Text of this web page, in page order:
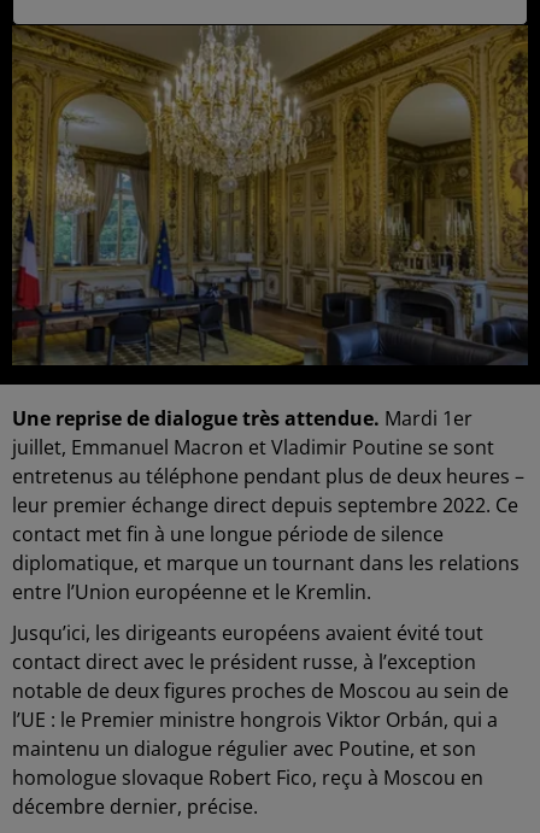
Une reprise de dialogue très attendue. Mardi 1er
juillet, Emmanuel Macron et Vladimir Poutine se sont
entretenus au téléphone pendant plus de deux heures –
leur premier échange direct depuis septembre 2022. Ce
contact met fin à une longue période de silence
diplomatique, et marque un tournant dans les relations
entre l’Union européenne et le Kremlin.
Jusqu’ici, les dirigeants européens avaient évité tout
contact direct avec le président russe, à l’exception
notable de deux figures proches de Moscou au sein de
l’UE : le Premier ministre hongrois Viktor Orbán, qui a
maintenu un dialogue régulier avec Poutine, et son
homologue slovaque Robert Fico, reçu à Moscou en
décembre dernier, précise.